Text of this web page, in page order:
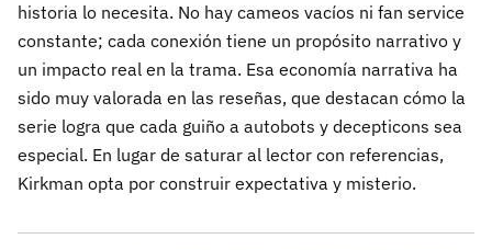
historia lo necesita. No hay cameos vacíos ni fan service
constante; cada conexión tiene un propósito narrativo y
un impacto real en la trama. Esa economía narrativa ha
sido muy valorada en las reseñas, que destacan cómo la
serie logra que cada guiño a autobots y decepticons sea
especial. En lugar de saturar al lector con referencias,
Kirkman opta por construir expectativa y misterio.